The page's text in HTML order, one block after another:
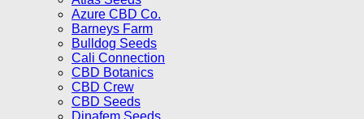
Azure CBD Co.
Barneys Farm
Bulldog Seeds
Cali Connection
CBD Botanics
CBD Crew
CBD Seeds
Dinafem Seeds